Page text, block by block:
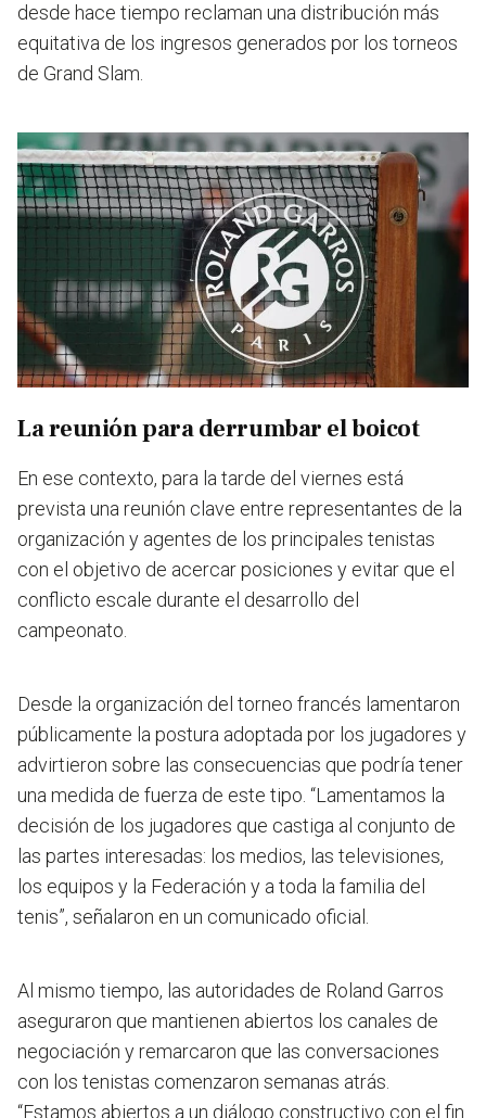
desde hace tiempo reclaman una distribución más
equitativa de los ingresos generados por los torneos
de Grand Slam.
La reunión para derrumbar el boicot
En ese contexto, para la tarde del viernes está
prevista una reunión clave entre representantes de la
organización y agentes de los principales tenistas
con el objetivo de acercar posiciones y evitar que el
conflicto escale durante el desarrollo del
campeonato.
Desde la organización del torneo francés lamentaron
públicamente la postura adoptada por los jugadores y
advirtieron sobre las consecuencias que podría tener
una medida de fuerza de este tipo. “Lamentamos la
decisión de los jugadores que castiga al conjunto de
las partes interesadas: los medios, las televisiones,
los equipos y la Federación y a toda la familia del
tenis”, señalaron en un comunicado oficial.
Al mismo tiempo, las autoridades de Roland Garros
aseguraron que mantienen abiertos los canales de
negociación y remarcaron que las conversaciones
con los tenistas comenzaron semanas atrás.
“Estamos abiertos a un diálogo constructivo con el fin